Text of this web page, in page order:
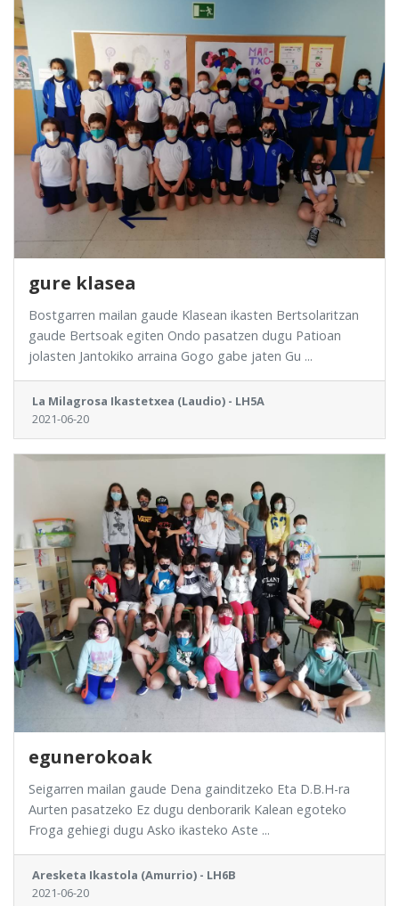
gure klasea
Bostgarren mailan gaude Klasean ikasten Bertsolaritzan
gaude Bertsoak egiten Ondo pasatzen dugu Patioan
jolasten Jantokiko arraina Gogo gabe jaten Gu ...
La Milagrosa Ikastetxea (Laudio) - LH5A
2021-06-20
egunerokoak
Seigarren mailan gaude Dena gainditzeko Eta D.B.H-ra
Aurten pasatzeko Ez dugu denborarik Kalean egoteko
Froga gehiegi dugu Asko ikasteko Aste ...
Aresketa Ikastola (Amurrio) - LH6B
2021-06-20